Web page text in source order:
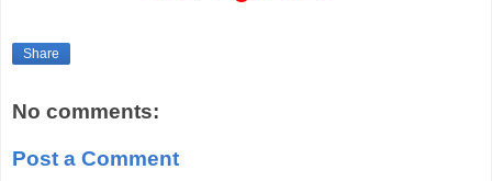
Share
No comments:
Post a Comment